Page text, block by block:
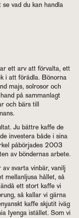
se vad du kan handla
ett arv att förvalta, ett
i att förädla. Bönorna
majs, solrosor och
på sammanlagt
och bärs till
Ju bättre kaffe de
investera både i sina
påbörjades 2003
av böndernas arbete.
svarta vinbär, vanilj
mellanljusa hållet, så
ett stort kaffe vi
så kallar vi gärna
kaffe skjutit iväg
Iyenga istället. Som vi